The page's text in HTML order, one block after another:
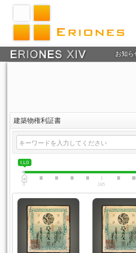
お知ら
建築物権利証書
I.L0
0 195